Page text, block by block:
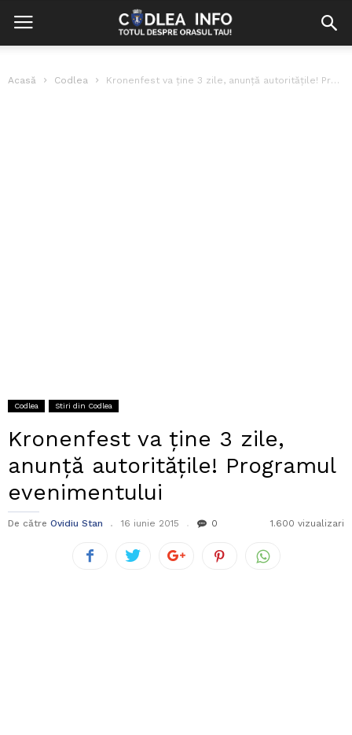
Acasă Codlea Kronenfest va ține 3 zile, anunță autoritățile! Programul evenimentului
Codlea Stiri din Codlea
Kronenfest va ține 3 zile,
anunță autoritățile! Programul
evenimentului
De către Ovidiu Stan 16 iunie 2015 0 1.600 vizualizari